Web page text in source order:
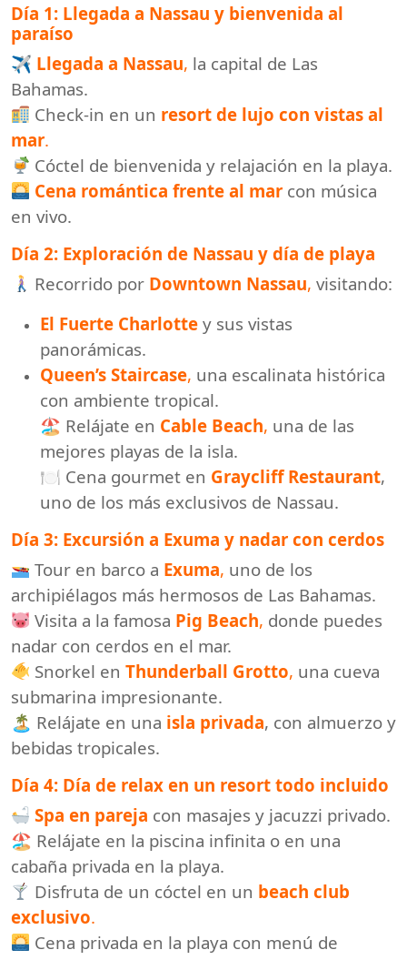
Día 1: Llegada a Nassau y bienvenida al
paraíso
✈ Llegada a Nassau, la capital de Las
Bahamas.
Check-in en un resort de lujo con vistas al
mar.
Cóctel de bienvenida y relajación en la playa.
Cena romántica frente al mar con música
en vivo.
Día 2: Exploración de Nassau y día de playa
Recorrido por Downtown Nassau, visitando:
El Fuerte Charlotte y sus vistas
panorámicas.
Queen’s Staircase, una escalinata histórica
con ambiente tropical.
🏖 Relájate en Cable Beach, una de las
mejores playas de la isla.
🍽 Cena gourmet en Graycliff Restaurant,
uno de los más exclusivos de Nassau.
Día 3: Excursión a Exuma y nadar con cerdos
Tour en barco a Exuma, uno de los
archipiélagos más hermosos de Las Bahamas.
Visita a la famosa Pig Beach, donde puedes
nadar con cerdos en el mar.
Snorkel enThunderball Grotto, una cueva
submarina impresionante.
🏝 Relájate en una isla privada, con almuerzo y
bebidas tropicales.
Día 4: Día de relax en un resort todo incluido
Spa en pareja con masajes y jacuzzi privado.
🏖 Relájate en la piscina infinita o en una
cabaña privada en la playa.
Disfruta de un cóctel en un beach club
exclusivo.
Cena privada en la playa con menú de